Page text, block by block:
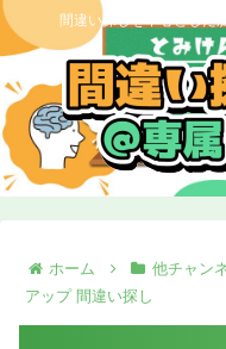
間違い探しを中心とした
ホーム 他チャン
アップ 間違い探し